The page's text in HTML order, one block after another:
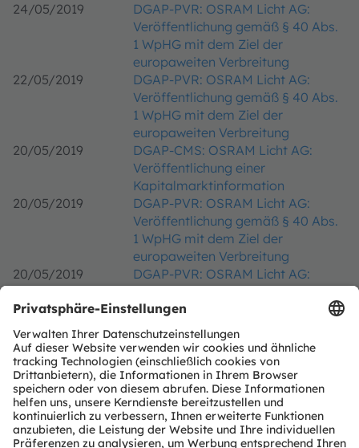
24/05/2019
DGAP-PVR: OSRAM Licht AG:
Veröffentlichung gemäß § 40 Abs.
1 WpHG mit dem Ziel der
europaweiten Verbreitung
22/05/2019
DGAP-PVR: OSRAM Licht AG:
Veröffentlichung gemäß § 40 Abs.
1 WpHG mit dem Ziel der
europaweiten Verbreitung
20/05/2019
DGAP-CMS: OSRAM Licht AG:
Veröffentlichung einer
Kapitalmarktinformation
20/05/2019
DGAP-PVR: OSRAM Licht AG:
Veröffentlichung gemäß § 40 Abs.
1 WpHG mit dem Ziel der
europaweiten Verbreitung
20/05/2019
DGAP-PVR: OSRAM Licht AG:
1 WpHG mit dem Ziel der
europaweiten Verbreitung
20/05/2019
DGAP-PVR: OSRAM Licht AG:
Veröffentlichung gemäß § 40 Abs.
1 WpHG mit dem Ziel der
europaweiten Verbreitung
16/05/2019
DGAP-CMS: OSRAM Licht AG:
Veröffentlichung einer